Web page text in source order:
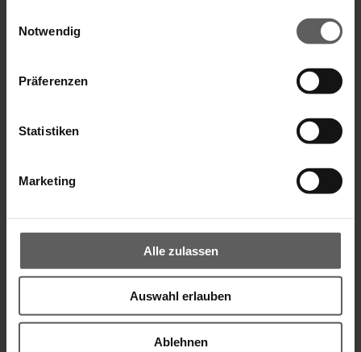
Notwendig
Präferenzen
Statistiken
Marketing
Alle zulassen
Auswahl erlauben
Ablehnen